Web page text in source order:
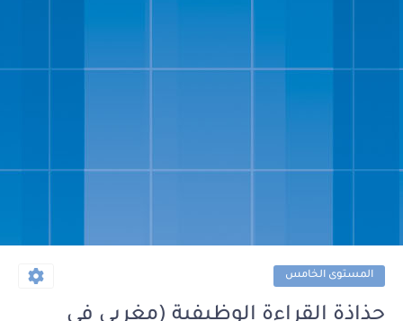
المستوى الخامس
جذاذة القراءة الوظيفية (مغربي في